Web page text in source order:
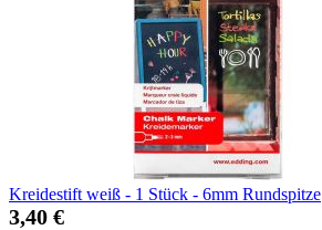
Kreidestift weiß - 1 Stück - 6mm Rundspitze
3,40 €